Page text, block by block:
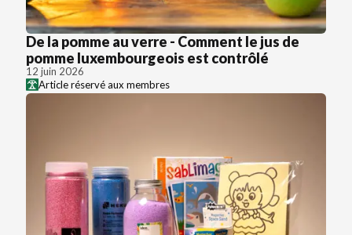
De la pomme au verre - Comment le jus de
pomme luxembourgeois est contrôlé
12 juin 2026
Article réservé aux membres